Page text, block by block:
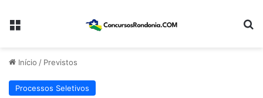
Menu
Início / Previstos
Processos Seletivos